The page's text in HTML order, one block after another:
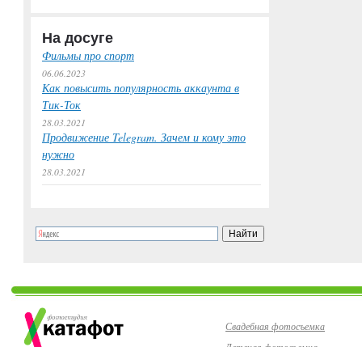
На досуге
Фильмы про спорт
06.06.2023
Как повысить популярность аккаунта в
Тик-Ток
28.03.2021
Продвижение Telegram. Зачем и кому это
нужно
28.03.2021
Свадебная фотосъемка